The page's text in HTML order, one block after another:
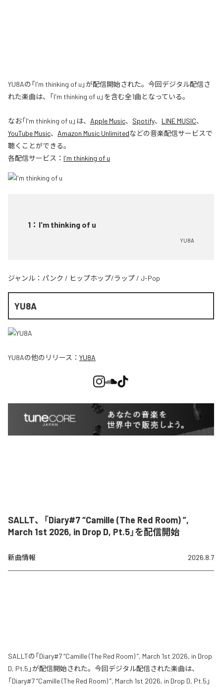
YU8Aの「I'm thinking of u」が配信開始された。今回デジタル配信さ
れた楽曲は、「I'm thinking of u」を含む全1曲となっている。
なお「I'm thinking of u 」は、 Apple Music、 Spotify、 LINE MUSIC、
YouTube Music、 Amazon Music Unlimitedなどの音楽配信サービスで
聴くことができる。
各配信サービス： I'm thinking of u
1 ： I'm thinking of u
YU8A
ジャンル： パンク / ヒップホップ/ラップ / J-Pop
YU8A
YU8Aの他のリリース： YU8A
SALLT、「Diary#7 “Camille (The Red Room) ”,
March 1st 2026, in Drop D, Pt.5」を配信開始
新曲情報 2026.8.7
SALLTの「Diary#7 “Camille (The Red Room) ”, March 1st 2026, in Drop
D, Pt.5」が配信開始された。今回デジタル配信された楽曲は、
「Diary#7 “Camille (The Red Room) ”, March 1st 2026, in Drop D, Pt.5」